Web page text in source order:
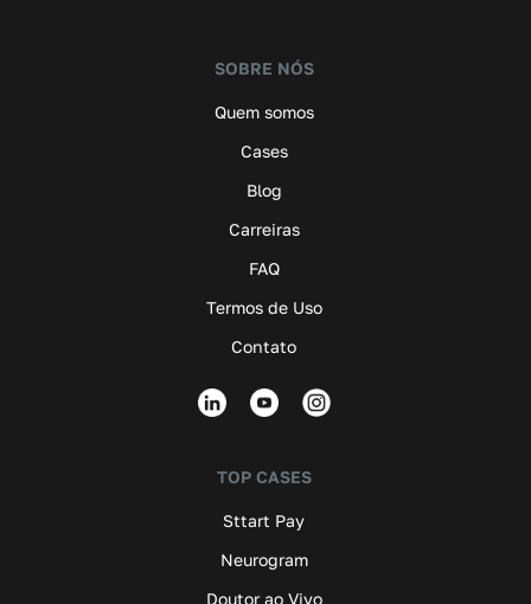
SOBRE NÓS
Quem somos
Cases
Blog
Carreiras
FAQ
Termos de Uso
Contato
TOP CASES
Sttart Pay
Neurogram
Doutor ao Vivo